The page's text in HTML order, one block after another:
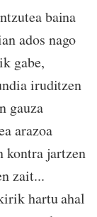
baina
ados nago
gabe,
iruditzen
gauza
arazoa
kontra jartzen
zait...
hartu ahal